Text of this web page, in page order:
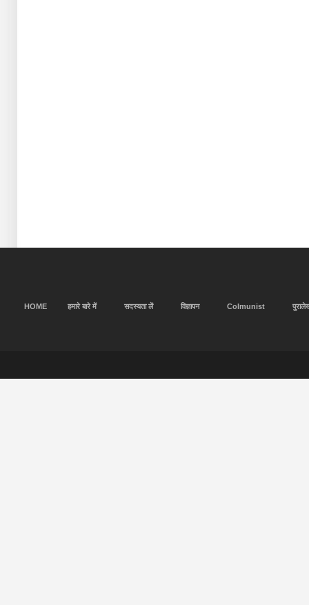
HOME हमारे बारे में सदस्यता लें विज्ञापन Colmunist